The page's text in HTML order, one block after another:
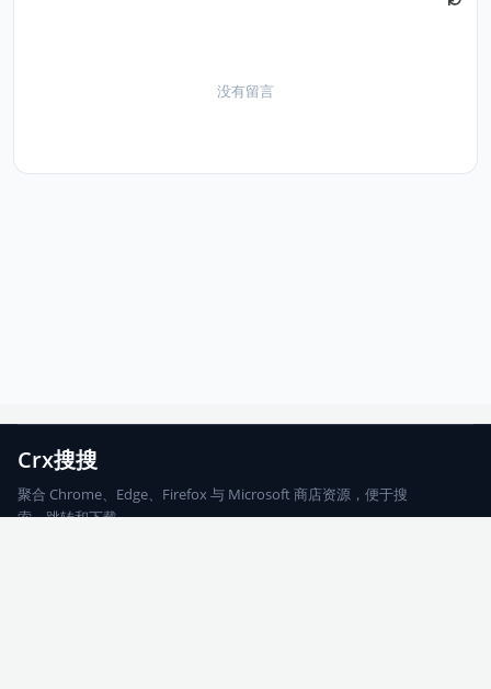
没有留言
Crx搜搜
聚合 Chrome、Edge、Firefox 与 Microsoft 商店资源，便于搜
索、跳转和下载。